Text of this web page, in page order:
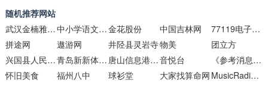
随机推荐网站
武汉金楠雅苑金丝楠木博物馆
中小学语文朗诵 - 语文课文朗诵金花股份 中国吉林网
77119电子书下载
拼途网
遨游网 井陉县灵岩寺物美
团立方
兴国县人民政府门户网站
青岛新新体育用品 唐山信息港-唐山综合信息门户网站音悦台
《参考消息》官方网站
怀旧美食
福州八中 球衫堂 大家找算命网 MusicRadio音乐之声